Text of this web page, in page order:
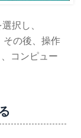
選択し、
その後、操作
コンピュー